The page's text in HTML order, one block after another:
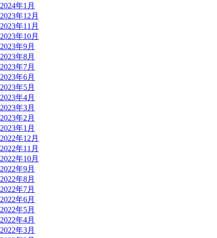
2024年1月
2023年12月
2023年11月
2023年10月
2023年9月
2023年8月
2023年7月
2023年6月
2023年5月
2023年4月
2023年3月
2023年2月
2023年1月
2022年12月
2022年11月
2022年10月
2022年9月
2022年8月
2022年7月
2022年6月
2022年5月
2022年4月
2022年3月